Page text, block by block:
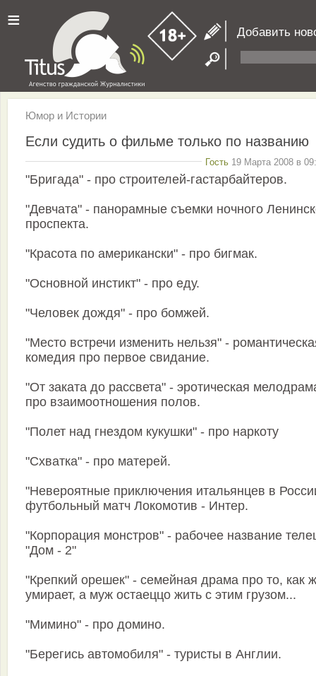
≡ Добавить
Юмор и Истории
Если судить о фильме только по названию
Гость 19 Марта 2008 в
"Бригада" - про строителей-гастарбайтеров.
"Девчата" - панорамные съемки ночного
проспекта.
"Красота по американски" - про бигмак.
"Основной инстикт" - про еду.
"Человек дождя" - про бомжей.
"Место встречи изменить нельзя" -
комедия про первое свидание.
"От заката до рассвета" - эротическая
про взаимоотношения полов.
"Полет над гнездом кукушки" - про наркоту
"Схватка" - про матерей.
"Невероятные приключения итальянцев в
футбольный матч Локомотив - Интер.
"Корпорация монстров" - рабочее название
"Дом - 2"
"Крепкий орешек" - семейная драма про то, как
умирает, а муж остаеццо жить с этим грузом...
"Мимино" - про домино.
"Берегись автомобиля" - туристы в Англии.